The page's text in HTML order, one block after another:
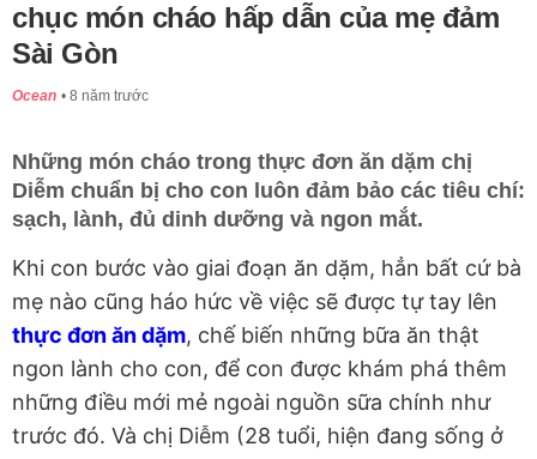
chục món cháo hấp dẫn của mẹ đảm
Sài Gòn
Ocean 8 năm trước
Những món cháo trong thực đơn ăn dặm chị
Diễm chuẩn bị cho con luôn đảm bảo các tiêu chí:
sạch, lành, đủ dinh dưỡng và ngon mắt.
Khi con bước vào giai đoạn ăn dặm, hẳn bất cứ bà
mẹ nào cũng háo hức về việc sẽ được tự tay lên
thực đơn ăn dặm, chế biến những bữa ăn thật
ngon lành cho con, để con được khám phá thêm
những điều mới mẻ ngoài nguồn sữa chính như
trước đó. Và chị Diễm (28 tuổi, hiện đang sống ở